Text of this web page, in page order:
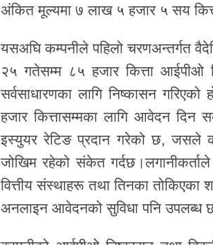
अंकित मूल्यमा ७ लाख ५ हजार ५ सय
यसअघि कम्पनीले पहिलो चरणअन्तर्गत
२५ गतेसम्म ८५ हजार कित्ता आईपीओ
सर्वसाधारणका लागि निष्कासन
हजार कित्तासम्मका लागि आवेदन
इस्युयर रेटिङ प्रदान गरेको छ, जसले
जोखिम रहेको संकेत
वित्तीय संस्थाहरू तथा तिनका तोकिएका
अनलाइन आवेदनको सुविधा पनि उपलब्ध